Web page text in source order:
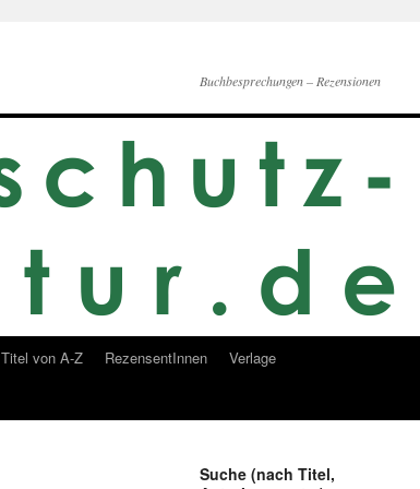
Buchbesprechungen – Rezensionen
Titel von A-Z RezensentInnen
Verlage
Suche (nach Titel,